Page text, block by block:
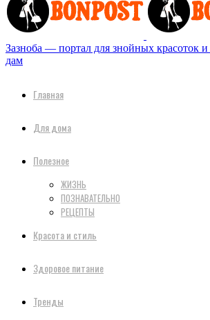
Зазноба — портал для знойных красоток
дам
Главная
Для дома
Полезное
ЖИЗНЬ
ПОЗНАВАТЕЛЬНО
РЕЦЕПТЫ
Красота и стиль
Здоровое питание
Тренды